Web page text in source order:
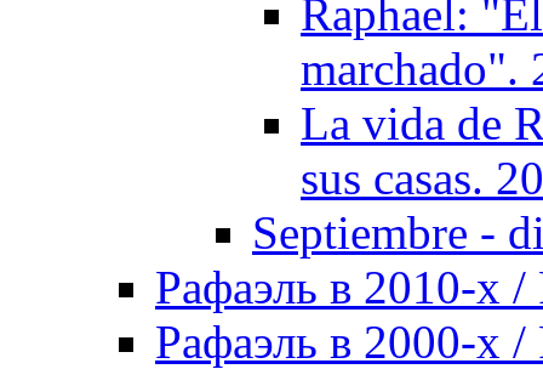
Raphael:
marchado".
La vida de
sus casas.
Septiembre -
Рафаэль в 2010-х /
Рафаэль в 2000-х /